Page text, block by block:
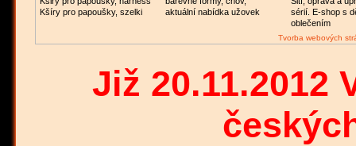
Kšíry pro papoušky, szelki
aktuální nabídka užovek
sérií. E-shop s
oblečením
Tvorba webových
Již 20.11.2012